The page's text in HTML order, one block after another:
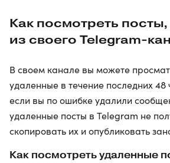
Как посмотреть
из своего Telegram-
В своем канале вы можете
удаленные в течение последних 48
если вы по ошибке удалили
удаленные посты в Telegram не
скопировать их и опубликовать
Как посмотреть удаленные